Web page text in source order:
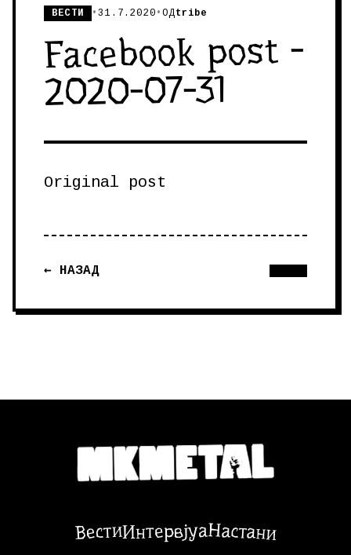
ВЕСТИ •31.7.2020 •ОДtribe
Facebook post -
2020-07-31
Original post
← НАЗАД
ВестиИнтервјуаНастани